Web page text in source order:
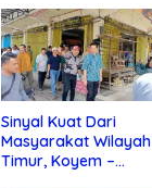
Sinyal Kuat Dari
Masyarakat Wilayah
Timur, Koyem –